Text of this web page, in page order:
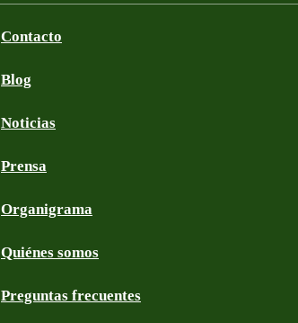
Contacto
Blog
Noticias
Prensa
Organigrama
Quiénes somos
Preguntas frecuentes